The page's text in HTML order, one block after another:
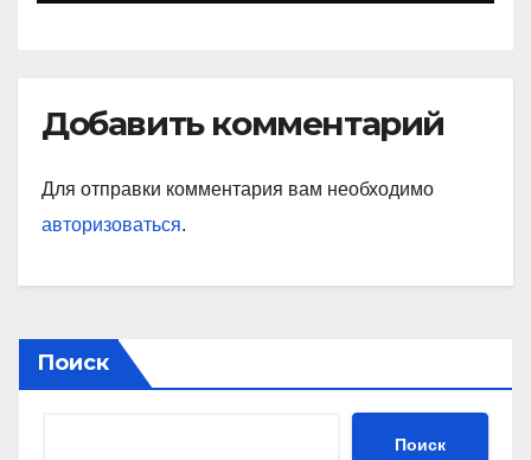
Добавить комментарий
Для отправки комментария вам необходимо
авторизоваться.
Поиск
Поиск